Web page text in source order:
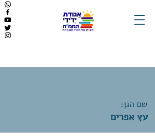
שם הגן:
עץ אפרים